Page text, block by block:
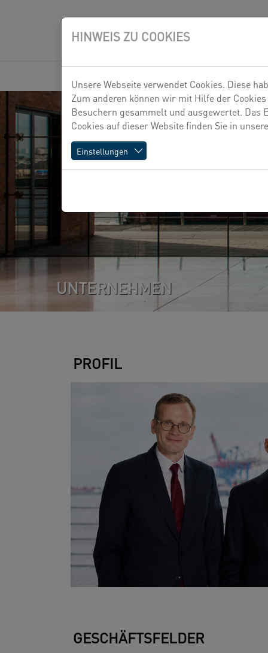
UNTERNEHMEN
(CURRENT)
Submenu for
UNTERNEHMEN
PROFIL
GESCHÄFTSFELDER
HINWEIS ZU COOKIES
Unsere Webseite verwendet Cookies. Diese
Zum anderen können wir mit Hilfe der
Besuchern gesammelt und ausgewertet. Das
Cookies auf dieser Website finden Sie in
Einstellungen